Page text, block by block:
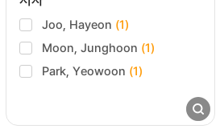
Joo, Hayeon (1)
Moon, Junghoon (1)
Park, Yeowoon (1)